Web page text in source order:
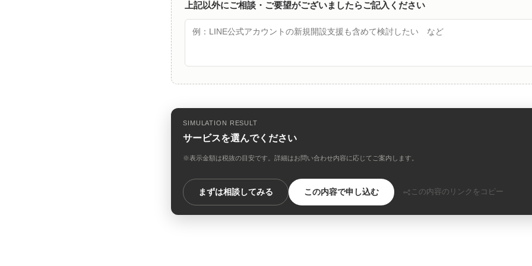
上記以外にご相談・ご要望がございましたらご記入ください
SIMULATION RESULT
サービスを選んでください
※表示金額は税抜の目安です。詳細はお問い合わせ内容に応じてご案内します。
まずは相談してみる この内容で申し込む この内容のリンクをコピー